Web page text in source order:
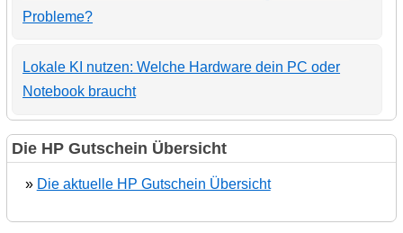
Probleme?
Lokale KI nutzen: Welche Hardware dein PC oder
Notebook braucht
Die HP Gutschein Übersicht
» Die aktuelle HP Gutschein Übersicht